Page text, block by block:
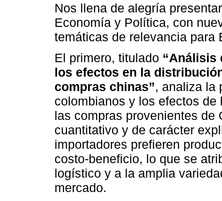
Nos llena de alegría
Economía y Política, con
temáticas de relevancia para
El primero, titulado “Análisis
los efectos en la
compras chinas”, analiza la
colombianos y los efectos
las compras provenientes de
cuantitativo y de carácter
importadores prefieren
costo-beneficio, lo que se
logístico y a la amplia
mercado.